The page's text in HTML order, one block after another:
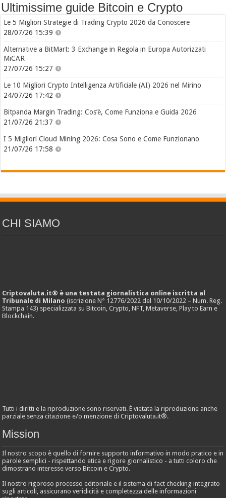
Ultimissime guide Bitcoin e Crypto
Le 5 Migliori Strategie di Trading Crypto 2026 da Conoscere
28/07/26 15:39
Alternative a BitMart: 3 Exchange in Regola in Europa Autorizzati
MiCAR
27/07/26 15:27
Le 10 Migliori Crypto Intelligenza Artificiale (AI) 2026 nel Mirino
24/07/26 17:42
Bitpanda Margin Trading: Cos’è, Come Funziona e Guida 2026
21/07/26 21:37
I 5 Migliori Cloud Mining 2026: Cosa Sono e Come Funzionano
21/07/26 17:58
CHI SIAMO
Criptovaluta.it® è una testata giornalistica online iscritta al
Tribunale di Milano (iscrizione N° 12776/2022 del 10/10/2022 – Num. Reg.
Stampa 143) specializzata su Bitcoin, Crypto, NFT, Metaverse, Play to Earn e
Blockchain.
Tutti i diritti e la riproduzione sono riservati. È vietata la riproduzione anche
parziale senza citazione e/o menzione di Criptovaluta.it®.
Mission
Il nostro scopo è quello di fornire supporto informativo in modo pratico e in
parole semplici - rispettando etica e rigore giornalistico - a tutti coloro che
dimostrano interesse verso Bitcoin e Crypto.
Il nostro rigoroso processo editoriale e il sistema di fact checking integrato
sugli articoli, assicurano veridicità e completezza delle informazioni